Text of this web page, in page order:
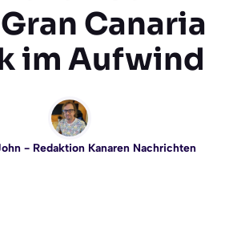
Canaria
im Aufwind
- Redaktion Kanaren Nachrichten